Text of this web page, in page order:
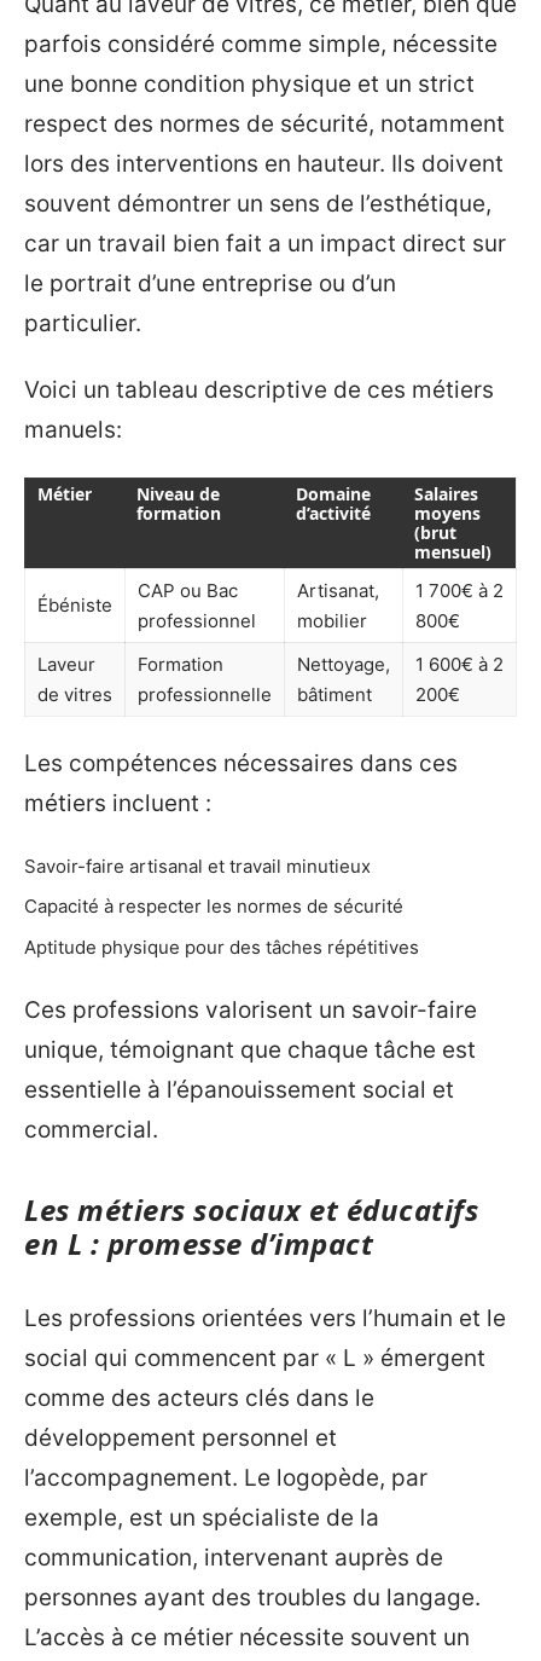
parfois considéré comme simple, nécessite
une bonne condition physique et un strict
respect des normes de sécurité, notamment
lors des interventions en hauteur. Ils doivent
souvent démontrer un sens de l’esthétique,
car un travail bien fait a un impact direct sur
le portrait d’une entreprise ou d’un
particulier.
Voici un tableau descriptive de ces métiers
manuels:
Métier
Niveau de
formation
Domaine
d’activité
Salaires
moyens
(brut
mensuel)
Ébéniste
CAP ou Bac
professionnel
Artisanat,
mobilier
1 700€ à 2
800€
Laveur
de vitres
Formation
professionnelle
Nettoyage,
bâtiment
1 600€ à 2
200€
Les compétences nécessaires dans ces
métiers incluent :
Savoir-faire artisanal et travail minutieux
Capacité à respecter les normes de sécurité
Aptitude physique pour des tâches répétitives
Ces professions valorisent un savoir-faire
unique, témoignant que chaque tâche est
essentielle à l’épanouissement social et
commercial.
Les métiers sociaux et éducatifs
en L : promesse d’impact
Les professions orientées vers l’humain et le
social qui commencent par « L » émergent
comme des acteurs clés dans le
développement personnel et
l’accompagnement. Le logopède, par
exemple, est un spécialiste de la
communication, intervenant auprès de
personnes ayant des troubles du langage.
L’accès à ce métier nécessite souvent un